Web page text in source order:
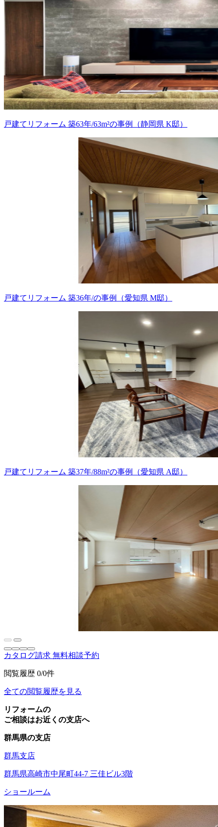
戸建てリフォーム 築63年/63m²の事例（静岡県 K邸）
戸建てリフォーム 築36年/の事例（愛知県 M邸）
戸建てリフォーム 築37年/88m²の事例（愛知県 A邸）
カタログ請求 無料相談予約
閲覧履歴 0/0件
全ての閲覧履歴を見る
リフォームの
ご相談はお近くの支店へ
群馬県の支店
群馬支店
群馬県高崎市中尾町44-7 三佳ビル3階
ショールーム